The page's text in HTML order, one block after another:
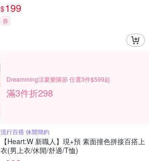
$199
券
Dreamming涼夏樂購節 任選3件$599起
滿3件折298
流行百搭 休閒簡約
【Heart:W 新職人】現+預 素面撞色拼接百搭上
衣(男上衣/休閒/舒適/T恤)